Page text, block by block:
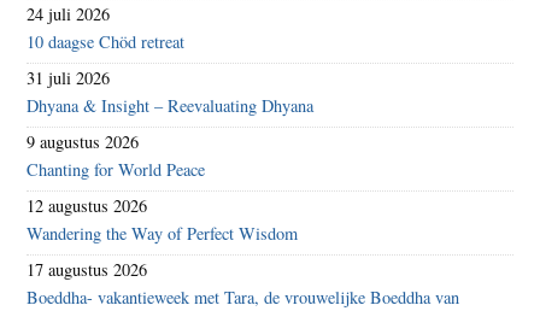
24 juli 2026
10 daagse Chöd retreat
31 juli 2026
Dhyana & Insight – Reevaluating Dhyana
9 augustus 2026
Chanting for World Peace
12 augustus 2026
Wandering the Way of Perfect Wisdom
17 augustus 2026
Boeddha- vakantieweek met Tara, de vrouwelijke Boeddha van